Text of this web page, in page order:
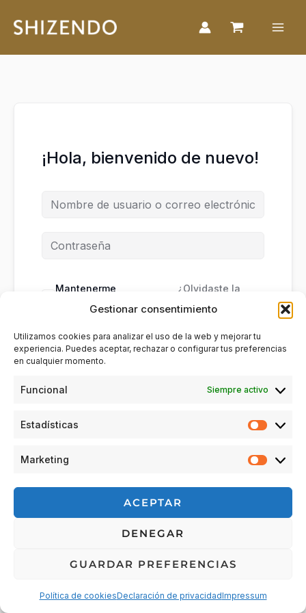
Gestionar consentimiento
Utilizamos cookies para analizar el uso de la web y mejorar tu
experiencia. Puedes aceptar, rechazar o configurar tus preferencias
en cualquier momento.
Funcional Siempre activo
Estadísticas
Marketing
ACEPTAR
DENEGAR
GUARDAR PREFERENCIAS
Política de cookiesDeclaración de privacidadImpressum
¡Hola, bienvenido de nuevo!
Mantenerme
conectado
¿Olvidaste la
contraseña?
Acceder
Aviso legal|Política de privacidad|Política de Cookies|
Terminos y condiciones | Cancelaciones, devoluciones y